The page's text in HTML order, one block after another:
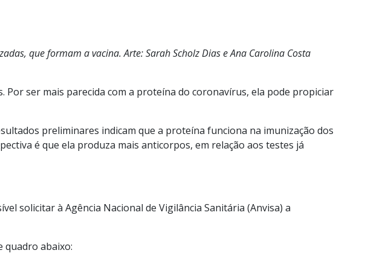
que formam a vacina. Arte: Sarah Scholz Dias e Ana Carolina Costa
ser mais parecida com a proteína do coronavírus, ela pode propiciar
preliminares indicam que a proteína funciona na imunização dos
é que ela produza mais anticorpos, em relação aos testes já
solicitar à Agência Nacional de Vigilância Sanitária (Anvisa) a
quadro abaixo: